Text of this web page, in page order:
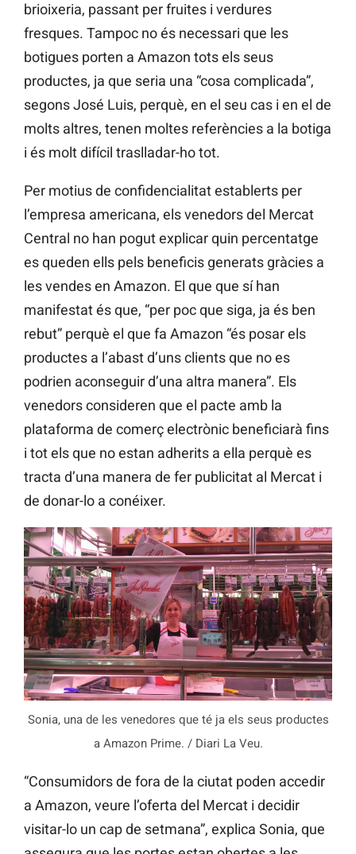
brioixeria, passant per fruites i verdures
fresques. Tampoc no és necessari que les
botigues porten a Amazon tots els seus
productes, ja que seria una “cosa complicada”,
segons José Luis, perquè, en el seu cas i en el de
molts altres, tenen moltes referències a la botiga
i és molt difícil traslladar-ho tot.
Per motius de confidencialitat establerts per
l’empresa americana, els venedors del Mercat
Central no han pogut explicar quin percentatge
es queden ells pels beneficis generats gràcies a
les vendes en Amazon. El que que sí han
manifestat és que, “per poc que siga, ja és ben
rebut” perquè el que fa Amazon “és posar els
productes a l’abast d’uns clients que no es
podrien aconseguir d’una altra manera”. Els
venedors consideren que el pacte amb la
plataforma de comerç electrònic beneficiarà fins
i tot els que no estan adherits a ella perquè es
tracta d’una manera de fer publicitat al Mercat i
de donar-lo a conéixer.
Sonia, una de les venedores que té ja els seus productes
a Amazon Prime. / Diari La Veu.
“Consumidors de fora de la ciutat poden accedir
a Amazon, veure l’oferta del Mercat i decidir
visitar-lo un cap de setmana”, explica Sonia, que